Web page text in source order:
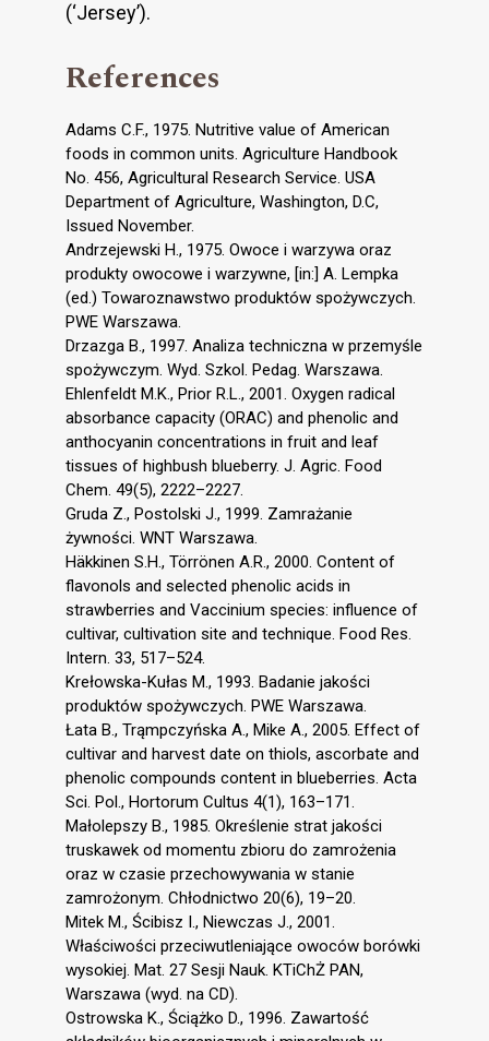
(‘Jersey’).
References
Adams C.F., 1975. Nutritive value of American
foods in common units. Agriculture Handbook
No. 456, Agricultural Research Service. USA
Department of Agriculture, Washington, D.C,
Issued November.
Andrzejewski H., 1975. Owoce i warzywa oraz
produkty owocowe i warzywne, [in:] A. Lempka
(ed.) Towaroznawstwo produktów spożywczych.
PWE Warszawa.
Drzazga B., 1997. Analiza techniczna w przemyśle
spożywczym. Wyd. Szkol. Pedag. Warszawa.
Ehlenfeldt M.K., Prior R.L., 2001. Oxygen radical
absorbance capacity (ORAC) and phenolic and
anthocyanin concentrations in fruit and leaf
tissues of highbush blueberry. J. Agric. Food
Chem. 49(5), 2222–2227.
Gruda Z., Postolski J., 1999. Zamrażanie
żywności. WNT Warszawa.
Häkkinen S.H., Törrönen A.R., 2000. Content of
flavonols and selected phenolic acids in
strawberries and Vaccinium species: influence of
cultivar, cultivation site and technique. Food Res.
Intern. 33, 517–524.
Krełowska-Kułas M., 1993. Badanie jakości
produktów spożywczych. PWE Warszawa.
Łata B., Trąmpczyńska A., Mike A., 2005. Effect of
cultivar and harvest date on thiols, ascorbate and
phenolic compounds content in blueberries. Acta
Sci. Pol., Hortorum Cultus 4(1), 163–171.
Małolepszy B., 1985. Określenie strat jakości
truskawek od momentu zbioru do zamrożenia
oraz w czasie przechowywania w stanie
zamrożonym. Chłodnictwo 20(6), 19–20.
Mitek M., Ścibisz I., Niewczas J., 2001.
Właściwości przeciwutleniające owoców borówki
wysokiej. Mat. 27 Sesji Nauk. KTiChŻ PAN,
Warszawa (wyd. na CD).
Ostrowska K., Ściążko D., 1996. Zawartość